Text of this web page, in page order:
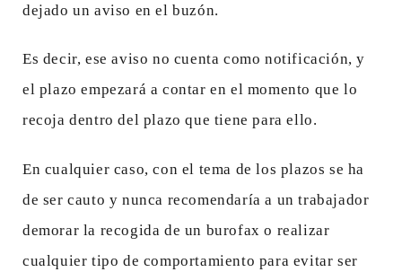
dejado un aviso en el buzón.
Es decir, ese aviso no cuenta como notificación, y
el plazo empezará a contar en el momento que lo
recoja dentro del plazo que tiene para ello.
En cualquier caso, con el tema de los plazos se ha
de ser cauto y nunca recomendaría a un trabajador
demorar la recogida de un burofax o realizar
cualquier tipo de comportamiento para evitar ser